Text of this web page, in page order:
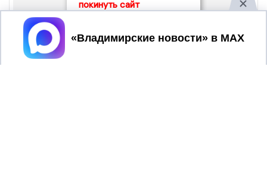
покинуть сайт
Принять